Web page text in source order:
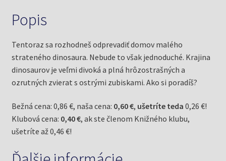
Popis
Tentoraz sa rozhodneš odprevadiť domov malého
strateného dinosaura. Nebude to však jednoduché. Krajina
dinosaurov je veľmi divoká a plná hrôzostrašných a
ozrutných zvierat s ostrými zubiskami. Ako si poradíš?
Bežná cena: 0,86 €, naša cena: 0,60 €, ušetríte teda 0,26 €!
Klubová cena: 0,40 €, ak ste členom Knižného klubu,
ušetríte až 0,46 €!